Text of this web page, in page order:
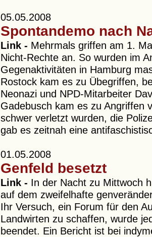
05.05.2008
Spontandemo nach
Link - Mehrmals griffen am 1.
Nicht-Rechte an. So wurden im
Gegenaktivitäten in Hamburg
Rostock kam es zu Übegriffen,
Neonazi und NPD-Mitarbeiter
Gadebusch kam es zu Angriffen
schwer verletzt wurden, die
gab es zeitnah eine
01.05.2008
Genfeld besetzt
Link - In der Nacht zu Mittwoch
auf dem zweifelhafte
Ihr Versuch, ein Forum für den
Landwirten zu schaffen, wurde
beendet. Ein Bericht ist bei